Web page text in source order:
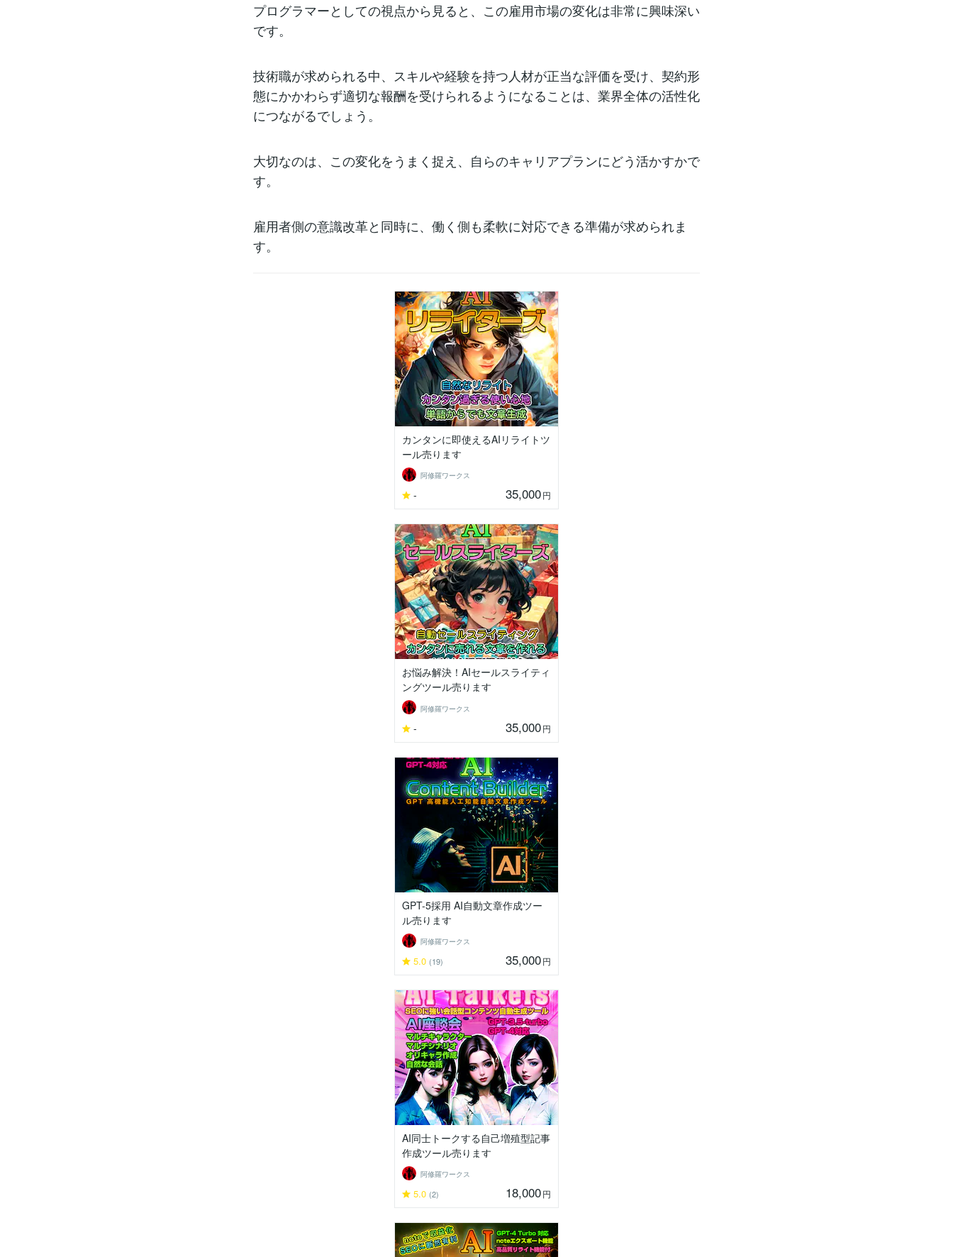
プログラマーとしての視点から見ると、この雇用市場の変化は非常に興味深い
です。
技術職が求められる中、スキルや経験を持つ人材が正当な評価を受け、契約形
態にかかわらず適切な報酬を受けられるようになることは、業界全体の活性化
につながるでしょう。
大切なのは、この変化をうまく捉え、自らのキャリアプランにどう活かすかで
す。
雇用者側の意識改革と同時に、働く側も柔軟に対応できる準備が求められま
す。
カンタンに即使えるAIリライトツ
ール売ります
阿修羅ワークス
- 35,000円
お悩み解決！AIセールスライティ
ングツール売ります
阿修羅ワークス
- 35,000円
GPT-5採用 AI自動文章作成ツー
ル売ります
阿修羅ワークス
5.0 (19) 35,000円
AI同士トークする自己増殖型記事
作成ツール売ります
阿修羅ワークス
5.0 (2) 18,000円